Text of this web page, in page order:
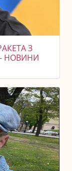
З
НОВИНИ